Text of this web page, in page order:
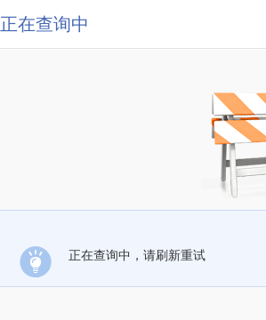
正在查询中
正在查询中，请刷新重试